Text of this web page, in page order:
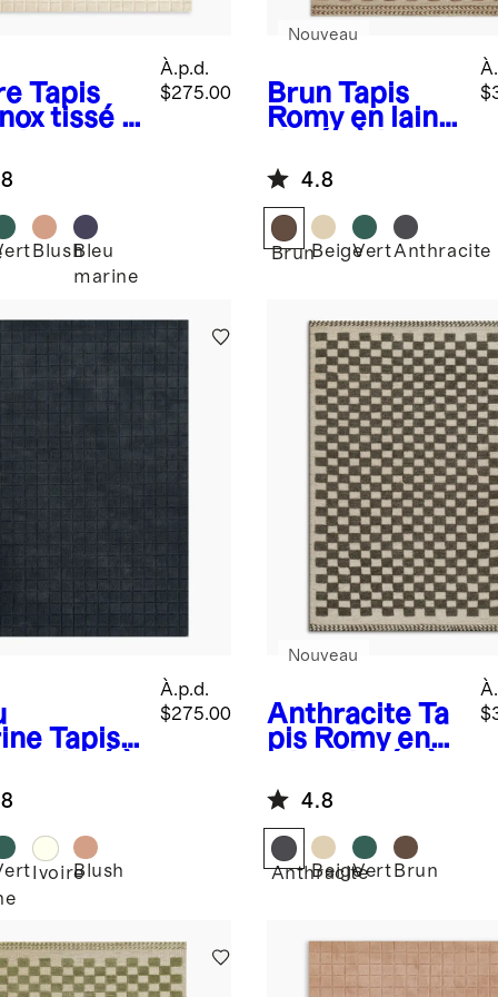
Tapis
tissé à
À.p.d.
$275.00
BlushBleu
marine
Brun Tapis
Romy en laine
main
Nouveau
4.8
BrunBeigeVertAnthracite
Tapis
en
À.p.d.
$275.00
IvoireBlush
Anthracite Ta
pis Romy en
la main
Nouveau
4.8
Anthracite
BeigeVert Brun